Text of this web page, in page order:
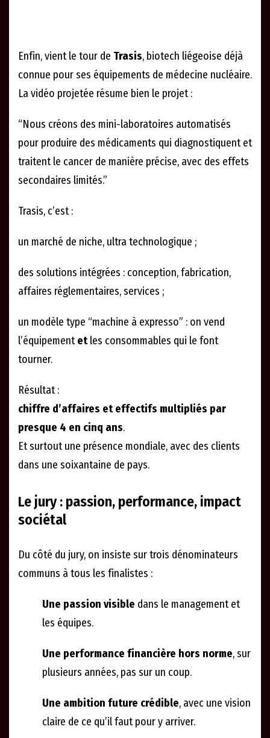
Enfin, vient le tour de Trasis, biotech liégeoise déjà
connue pour ses équipements de médecine nucléaire.
La vidéo projetée résume bien le projet :
“Nous créons des mini-laboratoires automatisés
pour produire des médicaments qui diagnostiquent et
traitent le cancer de manière précise, avec des effets
secondaires limités.”
Trasis, c’est :
un marché de niche, ultra technologique ;
des solutions intégrées : conception, fabrication,
affaires réglementaires, services ;
un modèle type “machine à expresso” : on vend
l’équipementetles consommables qui le font
tourner.
Résultat :
chiffre d’affaires et effectifs multipliés par
presque 4 en cinq ans.
Et surtout une présence mondiale, avec des clients
dans une soixantaine de pays.
Le jury : passion, performance, impact
sociétal
Du côté du jury, on insiste sur trois dénominateurs
communs à tous les finalistes :
Une passion visible dans le management et
les équipes.
Une performance financière hors norme, sur
plusieurs années, pas sur un coup.
Une ambition future crédible, avec une vision
claire de ce qu’il faut pour y arriver.